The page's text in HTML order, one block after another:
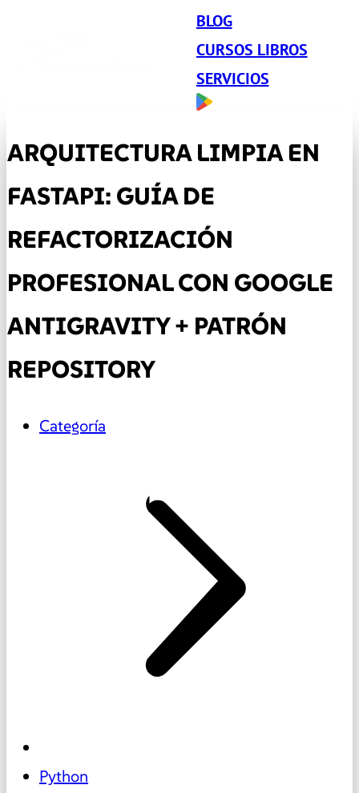
BLOG
CURSOS LIBROS
SERVICIOS
ARQUITECTURA LIMPIA EN
FASTAPI: GUÍA DE
REFACTORIZACIÓN
PROFESIONAL CON GOOGLE
ANTIGRAVITY + PATRÓN
REPOSITORY
Categoría
Python